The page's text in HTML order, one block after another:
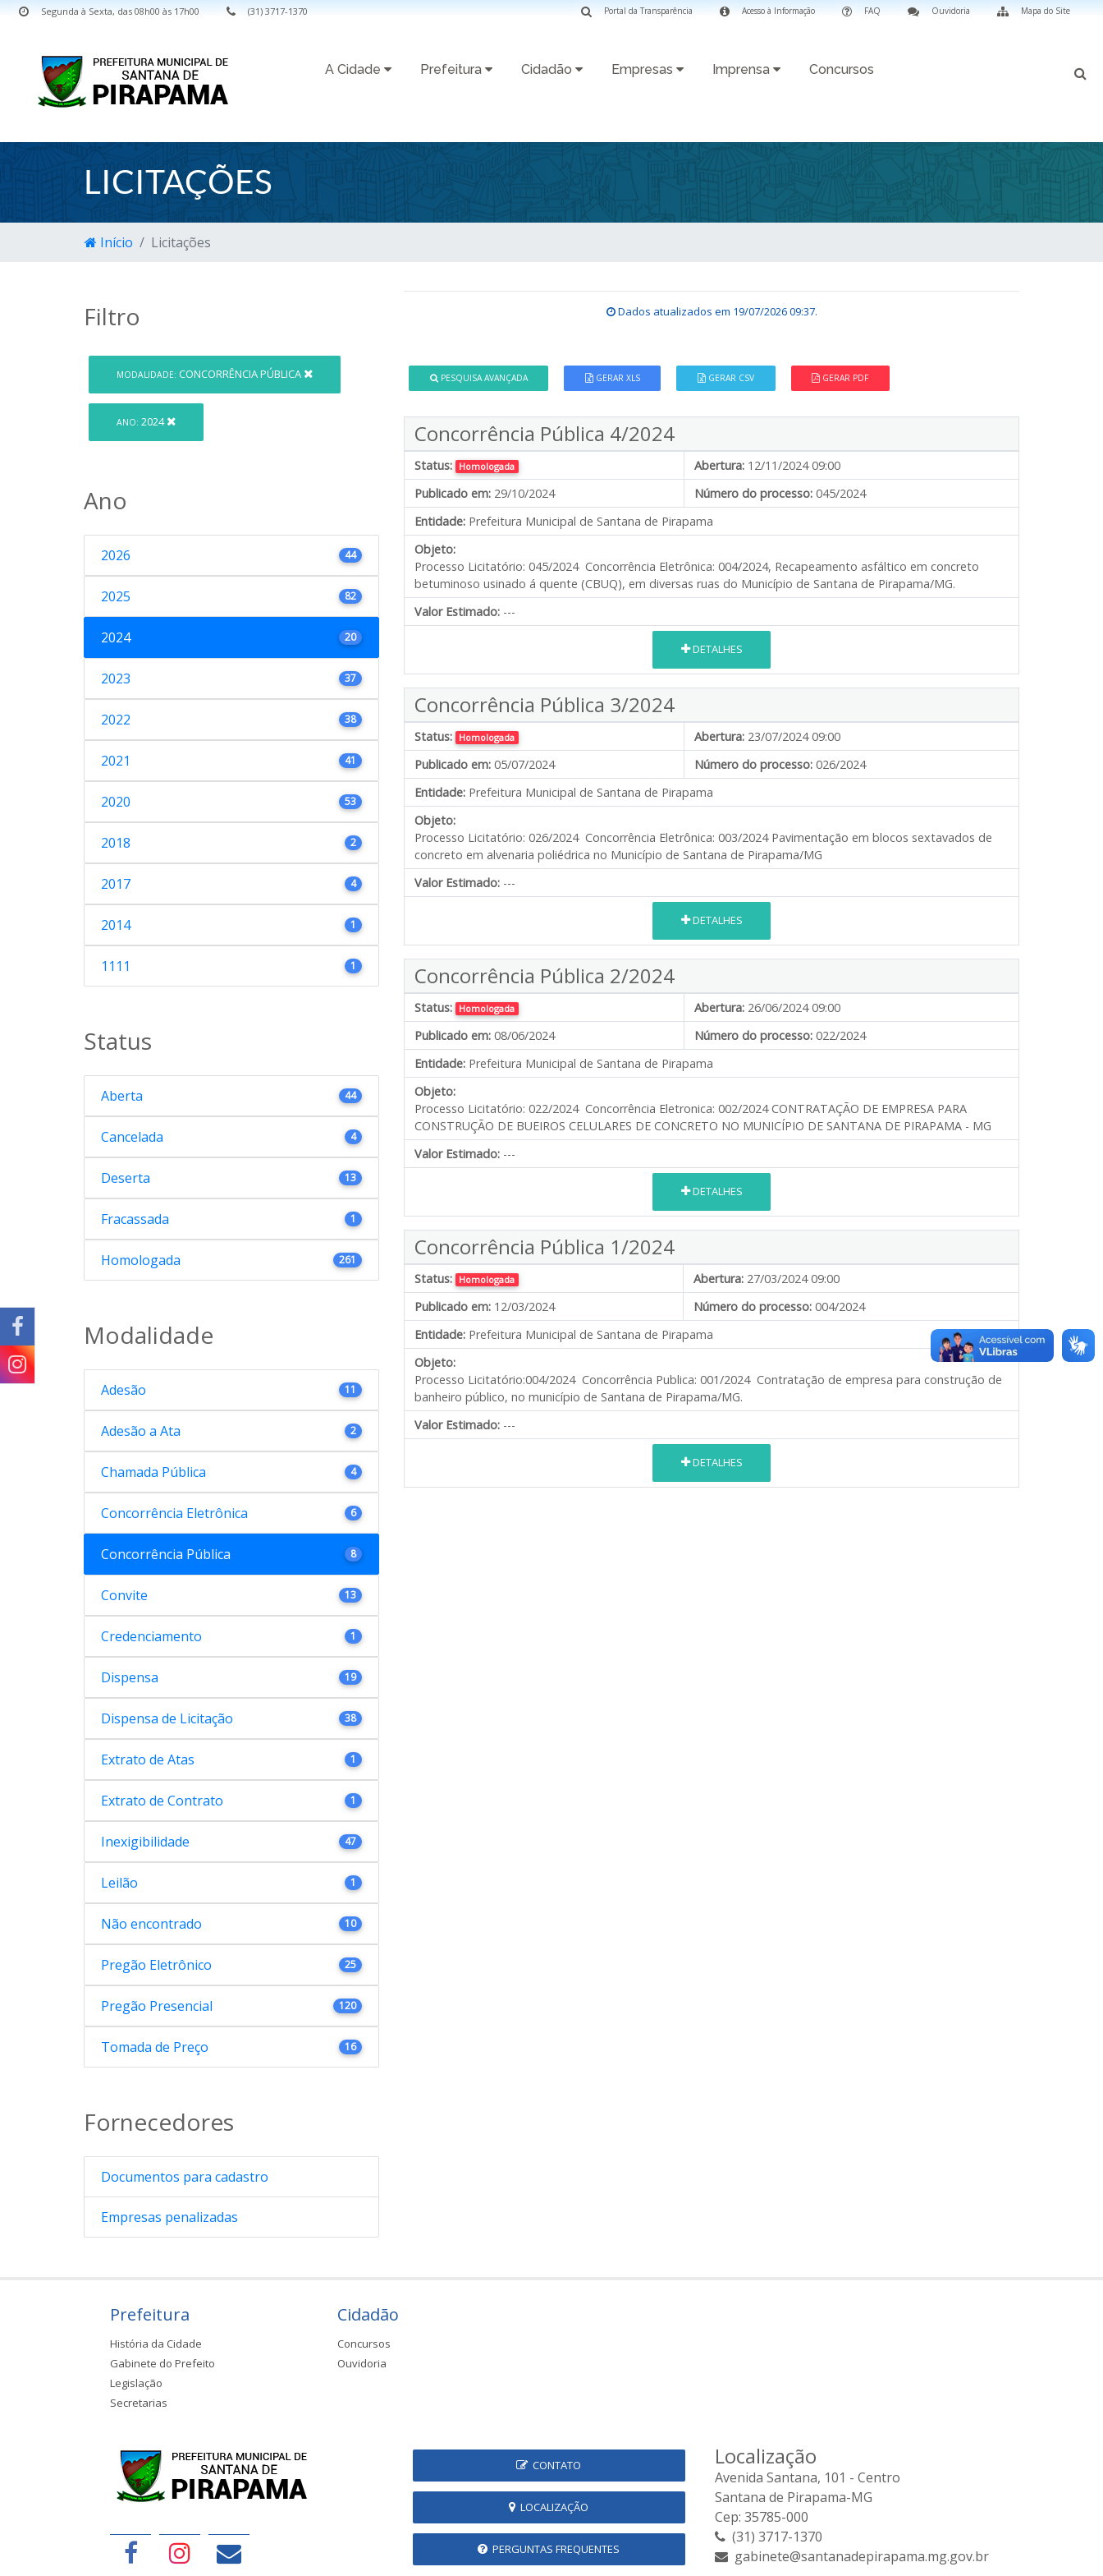
Segunda à Sexta, das 08h00 às 17h00 (31) 3717-1370 Mapa do Site
Ouvidoria
FAQ
Acesso à Informação
Portal da Transparência
A Cidade Prefeitura Cidadão Empresas Imprensa Concursos
LICITAÇÕES
Início Licitações
Filtro
MODALIDADE: CONCORRÊNCIA PÚBLICA
ANO: 2024
Ano
2026 44
2025 82
2024 20
2023 37
2022 38
2021 41
2020 53
2018 2
2017 4
2014 1
1111 1
Status
Aberta 44
Cancelada 4
Deserta 13
Fracassada 1
Homologada 261
Modalidade
Adesão 11
Adesão a Ata 2
Chamada Pública 4
Concorrência Eletrônica 6
Concorrência Pública 8
Convite 13
Credenciamento 1
Dispensa 19
Dispensa de Licitação 38
Extrato de Atas 1
Extrato de Contrato 1
Inexigibilidade 47
Leilão 1
Não encontrado 10
Pregão Eletrônico 25
Pregão Presencial 120
Tomada de Preço 16
Fornecedores
Documentos para cadastro
Empresas penalizadas
Dados atualizados em 19/07/2026 09:37.
PESQUISA AVANÇADA GERAR XLS GERAR CSV GERAR PDF
Concorrência Pública 4/2024
Status: Homologada Abertura: 12/11/2024 09:00
Publicado em: 29/10/2024 Número do processo: 045/2024
Entidade: Prefeitura Municipal de Santana de Pirapama
Objeto:
Processo Licitatório: 045/2024 Concorrência Eletrônica: 004/2024, Recapeamento asfáltico em concreto
betuminoso usinado á quente (CBUQ), em diversas ruas do Município de Santana de Pirapama/MG.
Valor Estimado: ---
DETALHES
Concorrência Pública 3/2024
Status: Homologada Abertura: 23/07/2024 09:00
Publicado em: 05/07/2024 Número do processo: 026/2024
Entidade: Prefeitura Municipal de Santana de Pirapama
Objeto:
Processo Licitatório: 026/2024 Concorrência Eletrônica: 003/2024 Pavimentação em blocos sextavados de
concreto em alvenaria poliédrica no Município de Santana de Pirapama/MG
Valor Estimado: ---
DETALHES
Concorrência Pública 2/2024
Status: Homologada Abertura: 26/06/2024 09:00
Publicado em: 08/06/2024 Número do processo: 022/2024
Entidade: Prefeitura Municipal de Santana de Pirapama
Objeto:
Processo Licitatório: 022/2024 Concorrência Eletronica: 002/2024 CONTRATAÇÃO DE EMPRESA PARA
CONSTRUÇÃO DE BUEIROS CELULARES DE CONCRETO NO MUNICÍPIO DE SANTANA DE PIRAPAMA - MG
Valor Estimado: ---
DETALHES
Concorrência Pública 1/2024
Status: Homologada Abertura: 27/03/2024 09:00
Publicado em: 12/03/2024 Número do processo: 004/2024
Entidade: Prefeitura Municipal de Santana de Pirapama
Objeto:
Processo Licitatório:004/2024 Concorrência Publica: 001/2024 Contratação de empresa para construção de
banheiro público, no município de Santana de Pirapama/MG.
Valor Estimado: ---
DETALHES
Prefeitura
História da Cidade
Gabinete do Prefeito
Legislação
Secretarias
Cidadão
Concursos
Ouvidoria
CONTATO
LOCALIZAÇÃO
PERGUNTAS FREQUENTES
Localização
Avenida Santana, 101 - Centro
Santana de Pirapama-MG
Cep: 35785-000
(31) 3717-1370
gabinete@santanadepirapama.mg.gov.br